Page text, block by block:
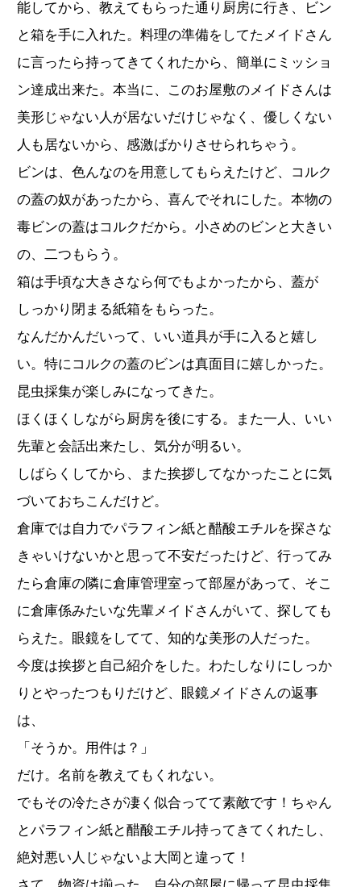
能してから、教えてもらった通り厨房に行き、ビン
と箱を手に入れた。料理の準備をしてたメイドさん
に言ったら持ってきてくれたから、簡単にミッショ
ン達成出来た。本当に、このお屋敷のメイドさんは
美形じゃない人が居ないだけじゃなく、優しくない
人も居ないから、感激ばかりさせられちゃう。
ビンは、色んなのを用意してもらえたけど、コルク
の蓋の奴があったから、喜んでそれにした。本物の
毒ビンの蓋はコルクだから。小さめのビンと大きい
の、二つもらう。
箱は手頃な大きさなら何でもよかったから、蓋が
しっかり閉まる紙箱をもらった。
なんだかんだいって、いい道具が手に入ると嬉し
い。特にコルクの蓋のビンは真面目に嬉しかった。
昆虫採集が楽しみになってきた。
ほくほくしながら厨房を後にする。また一人、いい
先輩と会話出来たし、気分が明るい。
しばらくしてから、また挨拶してなかったことに気
づいておちこんだけど。
倉庫では自力でパラフィン紙と醋酸エチルを探さな
きゃいけないかと思って不安だったけど、行ってみ
たら倉庫の隣に倉庫管理室って部屋があって、そこ
に倉庫係みたいな先輩メイドさんがいて、探しても
らえた。眼鏡をしてて、知的な美形の人だった。
今度は挨拶と自己紹介をした。わたしなりにしっか
りとやったつもりだけど、眼鏡メイドさんの返事
は、
「そうか。用件は？」
だけ。名前を教えてもくれない。
でもその冷たさが凄く似合ってて素敵です！ちゃん
とパラフィン紙と醋酸エチル持ってきてくれたし、
絶対悪い人じゃないよ大岡と違って！